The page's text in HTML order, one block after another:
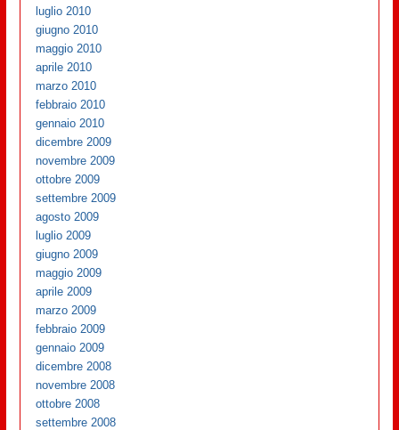
luglio 2010
giugno 2010
maggio 2010
aprile 2010
marzo 2010
febbraio 2010
gennaio 2010
dicembre 2009
novembre 2009
ottobre 2009
settembre 2009
agosto 2009
luglio 2009
giugno 2009
maggio 2009
aprile 2009
marzo 2009
febbraio 2009
gennaio 2009
dicembre 2008
novembre 2008
ottobre 2008
settembre 2008